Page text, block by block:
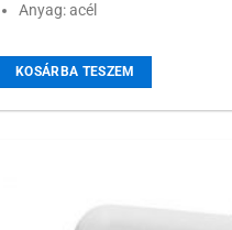
Anyag: acél
KOSÁRBA TESZEM